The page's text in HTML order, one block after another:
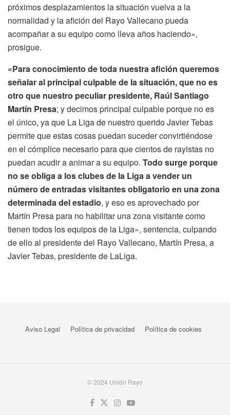
próximos desplazamientos la situación vuelva a la
normalidad y la afición del Rayo Vallecano pueda
acompañar a su equipo como lleva años haciendo»,
prosigue.
«Para conocimiento de toda nuestra afición queremos
señalar al principal culpable de la situación, que no es
otro que nuestro peculiar presidente, Raúl Santiago
Martín Presa; y decimos principal culpable porque no es
el único, ya que La Liga de nuestro querido Javier Tebas
permite que estas cosas puedan suceder convirtiéndose
en el cómplice necesario para que cientos de rayistas no
puedan acudir a animar a su equipo. Todo surge porque
no se obliga a los clubes de la Liga a vender un
número de entradas visitantes obligatorio en una zona
determinada del estadio, y eso es aprovechado por
Martín Presa para no habilitar una zona visitante como
tienen todos los equipos de la Liga», sentencia, culpando
de ello al presidente del Rayo Vallecano, Martín Presa, a
Javier Tebas, presidente de LaLiga.
Aviso Legal Política de privacidad Política de cookies
© 2024 Unión Rayo